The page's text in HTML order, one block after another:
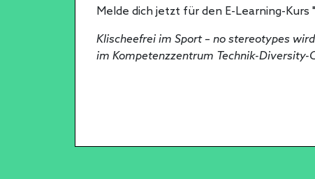
Melde dich jetzt für den E-Learning-
Klischeefrei im Sport – no stereotypes
im Kompetenzzentrum Technik-Diversity-